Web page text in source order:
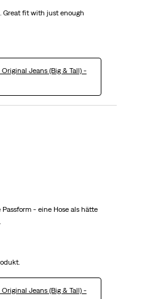
Great fit with just enough
Original Jeans (Big & Tall) -
- eine Hose als hätte
Original Jeans (Big & Tall) -